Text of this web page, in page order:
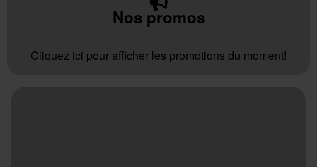
Nos promos
Cliquez ici pour afficher les promotions du moment!